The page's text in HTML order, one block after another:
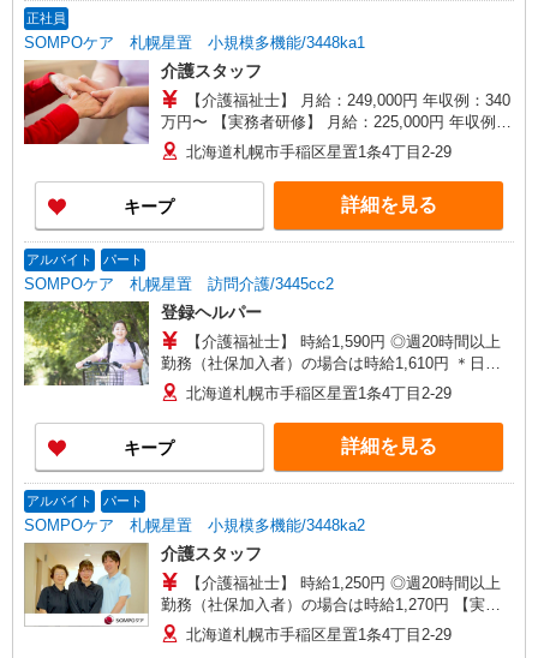
正社員
SOMPOケア 札幌星置 小規模多機能/3448ka1
介護スタッフ
【介護福祉士】 月給：249,000円 年収例：340
万円〜 【実務者研修】 月給：225,000円 年収例：
305万円〜 【初任者研修・無資格】 月給：
219,000円 年収例：300万円〜 ※職務手当、働き
がい向上手当、日祝手当（月平均2回分）、夜勤手
当（月平均5回分）等、毎月平均的に支払われる手
当を含みます。 ※介護福祉士のみ、特別職務手当
あり ◎残業時は別途時間外手当支給（超過1
分〜） ◎賞与 基本給2.08ヶ月分/年支給
北海道札幌市手稲区星置1条4丁目2-29
キープ 詳細を見る
アルバイト パート
SOMPOケア 札幌星置 訪問介護/3445cc2
登録ヘルパー
【介護福祉士】 時給1,590円 ◎週20時間以上
勤務（社保加入者）の場合は時給1,610円 ＊日曜
祝日：時給1,890円〜 【実務者研修・初任者研修
（ヘルパー1級・2級）】 時給1,510円 ◎週20時間
以上勤務（社保加入者）の場合は時給1,530円 ＊
日曜祝日：時給1,810円〜 ◎身体介助、生活援助
が同時給 ◎キャンセル手当：職務時給の60％支給
北海道札幌市手稲区星置1条4丁目2-29
キープ 詳細を見る
アルバイト パート
SOMPOケア 札幌星置 小規模多機能/3448ka2
介護スタッフ
【介護福祉士】 時給1,250円 ◎週20時間以上
勤務（社保加入者）の場合は時給1,270円 【実務
者研修・初任者研修（ヘルパー1級・2級）・無資
格】 時給1,170円 ◎週20時間以上勤務（社保加入
北海道札幌市手稲区星置1条4丁目2-29